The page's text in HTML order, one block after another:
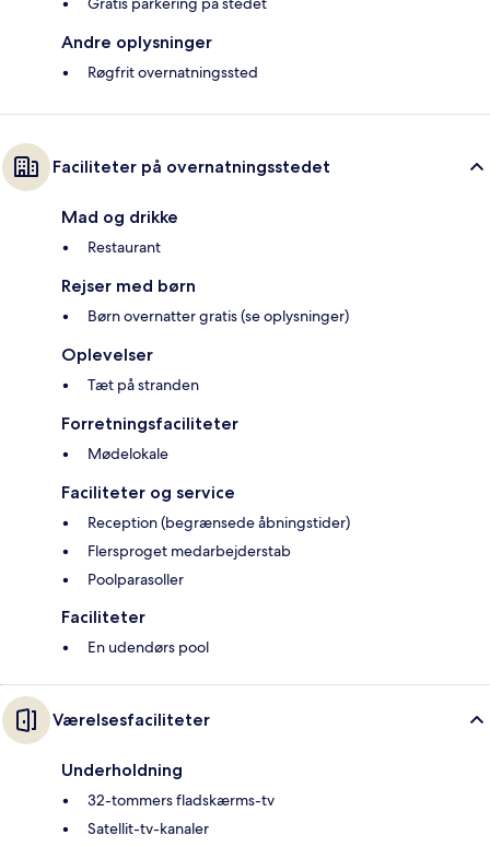
Andre oplysninger
Røgfrit overnatningssted
Faciliteter på overnatningsstedet
Mad og drikke
Restaurant
Rejser med børn
Børn overnatter gratis (se oplysninger)
Oplevelser
Tæt på stranden
Forretningsfaciliteter
Mødelokale
Faciliteter og service
Reception (begrænsede åbningstider)
Flersproget medarbejderstab
Poolparasoller
Faciliteter
En udendørs pool
Værelsesfaciliteter
Underholdning
32-tommers fladskærms-tv
Satellit-tv-kanaler